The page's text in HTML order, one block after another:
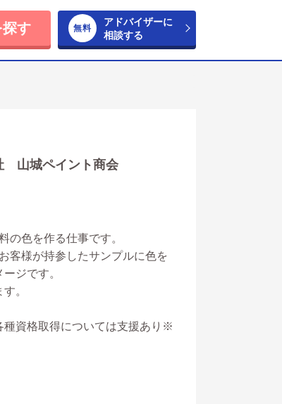
す
アドバイザーに
相談する
山城ペイント商会
の色を作る仕事です。
客様が持参したサンプルに色を
ジです。
。
種資格取得については支援あり※